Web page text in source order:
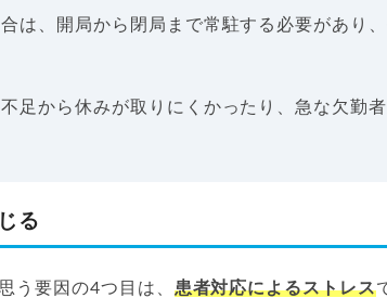
は、開局から閉局まで常駐する必要があり
足から休みが取りにくかったり、急な欠勤
る
う要因の4つ目は、 患者対応によるストレス